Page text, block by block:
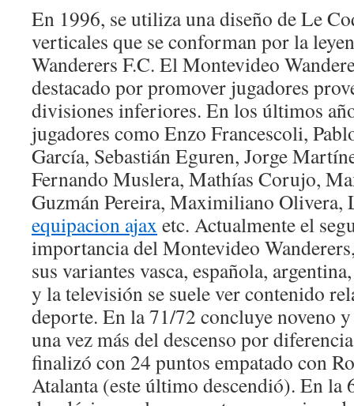
En 1996, se utiliza una diseño de Le
verticales que se conforman por la
Wanderers F.C. El Montevideo
destacado por promover jugadores
divisiones inferiores. En los últimos
jugadores como Enzo Francescoli,
García, Sebastián Eguren, Jorge
Fernando Muslera, Mathías Corujo,
Guzmán Pereira, Maximiliano Olivera,
equipacion ajax etc. Actualmente el
importancia del Montevideo
sus variantes vasca, española,
y la televisión se suele ver contenido
deporte. En la 71/72 concluye noveno
una vez más del descenso por
finalizó con 24 puntos empatado con
Atalanta (este último descendió). En la